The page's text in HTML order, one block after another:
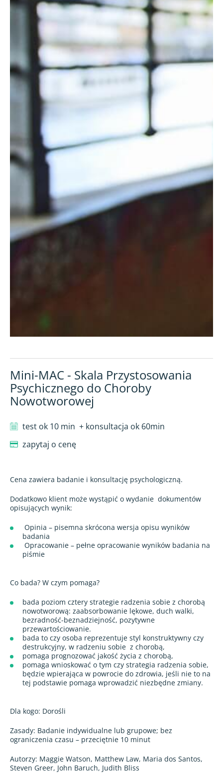
Mini-MAC - Skala Przystosowania
Psychicznego do Choroby
Nowotworowej
test ok 10 min + konsultacja ok 60min
zapytaj o cenę
Cena zawiera badanie i konsultację psychologiczną.
Dodatkowo klient może wystąpić o wydanie dokumentów
opisujących wynik:
Opinia – pisemna skrócona wersja opisu wyników
badania
Opracowanie – pełne opracowanie wyników badania na
piśmie
Co bada? W czym pomaga?
bada poziom cztery strategie radzenia sobie z chorobą
nowotworową: zaabsorbowanie lękowe, duch walki,
bezradność-beznadziejność, pozytywne
przewartościowanie.
bada to czy osoba reprezentuje styl konstruktywny czy
destrukcyjny, w radzeniu sobie z chorobą,
pomaga prognozować jakość życia z chorobą,
pomaga wnioskować o tym czy strategia radzenia sobie,
będzie wpierająca w powrocie do zdrowia, jeśli nie to na
tej podstawie pomaga wprowadzić niezbędne zmiany.
Dla kogo: Dorośli
Zasady: Badanie indywidualne lub grupowe; bez
ograniczenia czasu – przeciętnie 10 minut
Autorzy: Maggie Watson, Matthew Law, Maria dos Santos,
Steven Greer, John Baruch, Judith Bliss